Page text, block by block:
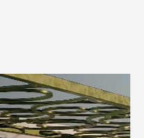
Строительство